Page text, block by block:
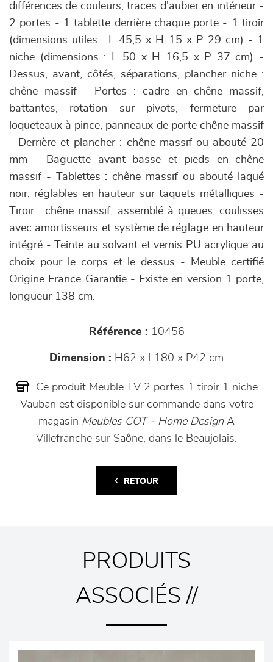
différences de couleurs, traces d'aubier en intérieur -
2 portes - 1 tablette derrière chaque porte - 1 tiroir
(dimensions utiles : L 45,5 x H 15 x P 29 cm) - 1
niche (dimensions : L 50 x H 16,5 x P 37 cm) -
Dessus, avant, côtés, séparations, plancher niche :
chêne massif - Portes : cadre en chêne massif,
battantes, rotation sur pivots, fermeture par
loqueteaux à pince, panneaux de porte chêne massif
- Derrière et plancher : chêne massif ou abouté 20
mm - Baguette avant basse et pieds en chêne
massif - Tablettes : chêne massif ou abouté laqué
noir, réglables en hauteur sur taquets métalliques -
Tiroir : chêne massif, assemblé à queues, coulisses
avec amortisseurs et système de réglage en hauteur
intégré - Teinte au solvant et vernis PU acrylique au
choix pour le corps et le dessus - Meuble certifié
Origine France Garantie - Existe en version 1 porte,
longueur 138 cm.
Référence : 10456
Dimension : H62 x L180 x P42 cm
Ce produit Meuble TV 2 portes 1 tiroir 1 niche
Vauban est disponible sur commande dans votre
magasin Meubles COT - Home DesignA
Villefranche sur Saône, dans le Beaujolais.
RETOUR
PRODUITS
ASSOCIÉS //